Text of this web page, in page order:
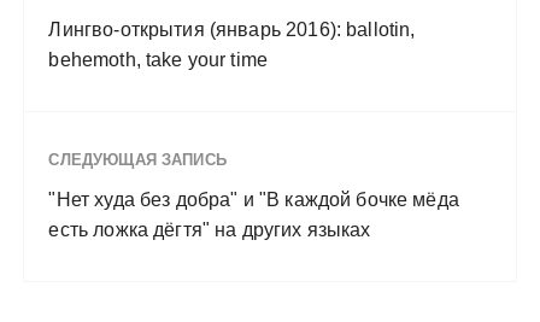
Лингво-открытия (январь 2016): ballotin,
behemoth, take your time
СЛЕДУЮЩАЯ ЗАПИСЬ
"Нет худа без добра" и "В каждой бочке мёда
есть ложка дёгтя" на других языках